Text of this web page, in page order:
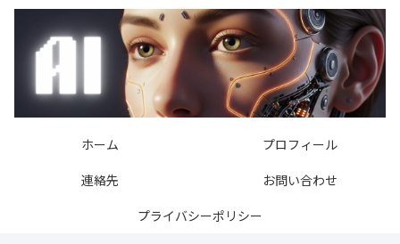
ホーム
プロフィール
連絡先
お問い合わせ
プライバシーポリシー